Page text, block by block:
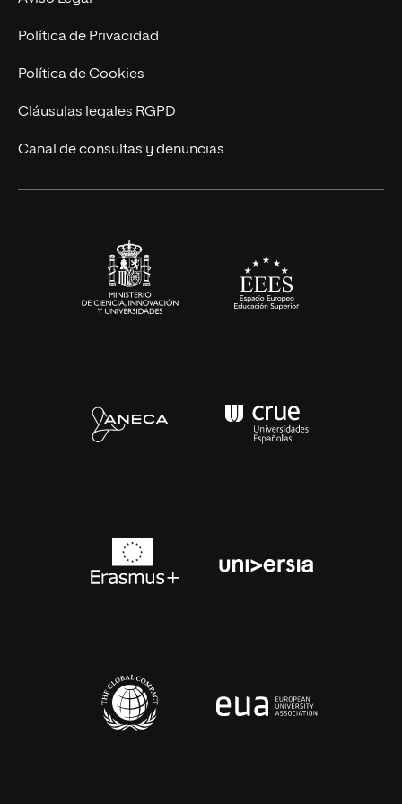
Postgrados
Cursos Universitarios
Trabaja en UNIR
Actualidad
UNIR Revista
Eventos
Política de Privacidad
Política de Cookies
Cláusulas legales RGPD
Canal de consultas y denuncias